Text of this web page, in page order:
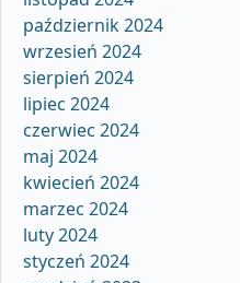
październik 2024
wrzesień 2024
sierpień 2024
lipiec 2024
czerwiec 2024
maj 2024
kwiecień 2024
marzec 2024
luty 2024
styczeń 2024